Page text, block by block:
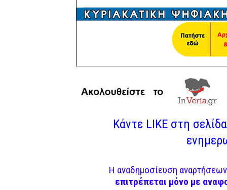
Κάντε LIKE στη
Η αναδημοσίευση
επιτρέπεται μόνο με